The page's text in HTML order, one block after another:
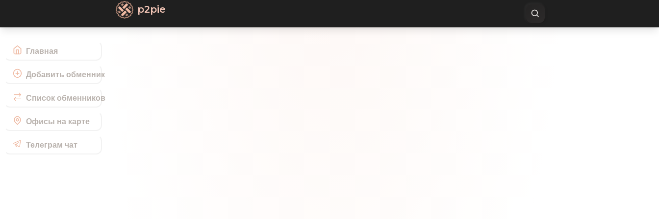
Главная
Добавить обменник
Список обменников
Офисы на карте
Телеграм чат
p2pie